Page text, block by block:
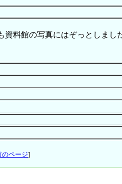
料館の写真にはぞっとしまし
のページ]